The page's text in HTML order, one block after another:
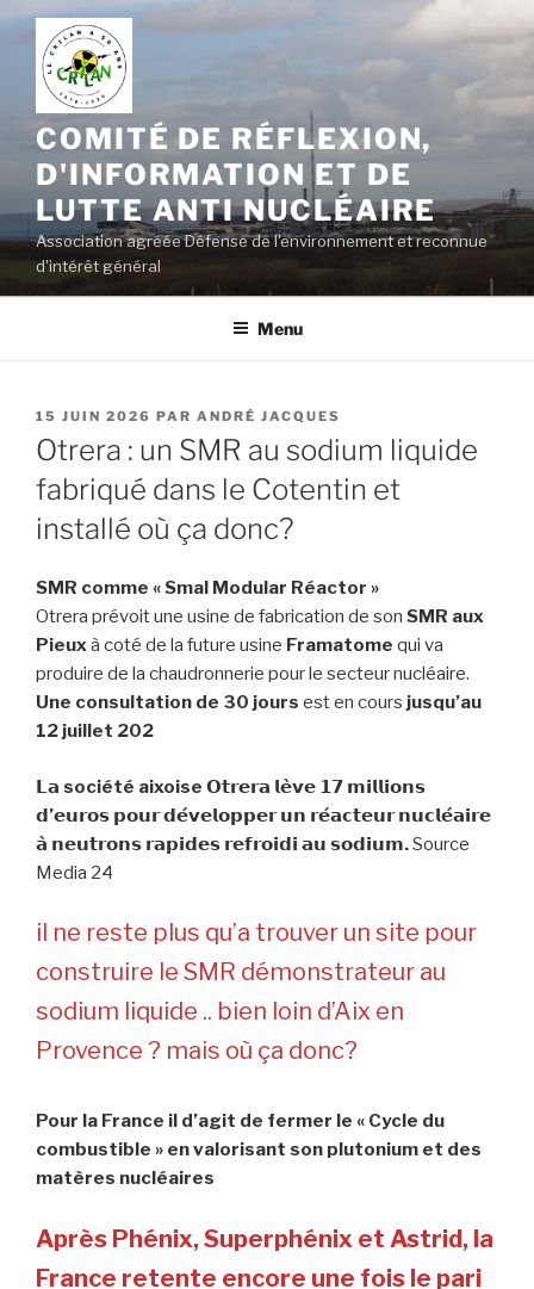
Aller
contenu
principal
COMITÉ DE RÉFLEXION,
D'INFORMATION ET DE
LUTTE ANTI NUCLÉAIRE
Association agréée Défense de l'environnement et reconnue
d'intérêt général
Menu
PUBLIÉ
LE
15 JUIN 2026 PAR ANDRÉ JACQUES
Otrera : un SMR au sodium liquide
fabriqué dans le Cotentin et
installé où ça donc?
SMR comme « Smal Modular Réactor »
Otrera prévoit une usine de fabrication de son SMR aux
Pieuxà coté de la future usine Framatome qui va
produire de la chaudronnerie pour le secteur nucléaire.
Une consultation de 30 jours est en cours jusqu’au
12 juillet 202
𝗟𝗮 société aixoise 𝗢𝘁𝗿𝗲𝗿𝗮 𝗹𝗲̀𝘃𝗲 𝟭𝟳 𝗺𝗶𝗹𝗹𝗶𝗼𝗻𝘀
𝗱’𝗲𝘂𝗿𝗼𝘀 𝗽𝗼𝘂𝗿 𝗱𝗲́𝘃𝗲𝗹𝗼𝗽𝗽𝗲𝗿 𝘂𝗻 𝗿𝗲́𝗮𝗰𝘁𝗲𝘂𝗿 𝗻𝘂𝗰𝗹𝗲́𝗮𝗶𝗿𝗲
𝗮̀ 𝗻𝗲𝘂𝘁𝗿𝗼𝗻𝘀 𝗿𝗮𝗽𝗶𝗱𝗲𝘀 𝗿𝗲𝗳𝗿𝗼𝗶𝗱𝗶 𝗮𝘂 𝘀𝗼𝗱𝗶𝘂𝗺.Source
Media 24
il ne reste plus qu’a trouver un site pour
construire le SMR démonstrateur au
sodium liquide .. bien loin d’Aix en
Provence ? mais où ça donc?
Pour la France il d’agit de fermer le « Cycle du
combustible » en valorisant son plutonium et des
matères nucléaires
Après Phénix, Superphénix et Astrid, la
France retente encore une fois le pari